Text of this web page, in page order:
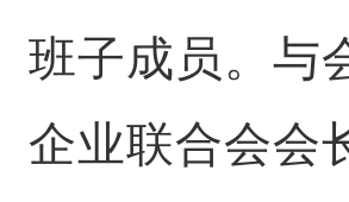
班子成员。与
企业联合会会